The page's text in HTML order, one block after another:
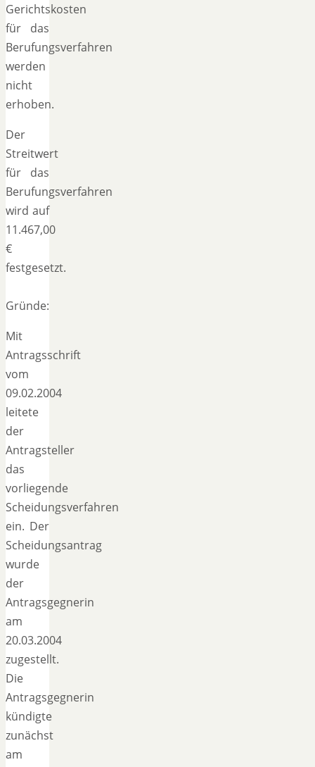
Gerichtskosten
für das
Berufungsverfahren
werden
nicht
erhoben.
Der
Streitwert
für das
Berufungsverfahren
wird auf
11.467,00
€
festgesetzt.
Gründe:
Mit
Antragsschrift
vom
09.02.2004
leitete
der
Antragsteller
das
vorliegende
Scheidungsverfahren
ein. Der
Scheidungsantrag
wurde
der
Antragsgegnerin
am
20.03.2004
zugestellt.
Die
Antragsgegnerin
kündigte
zunächst
am